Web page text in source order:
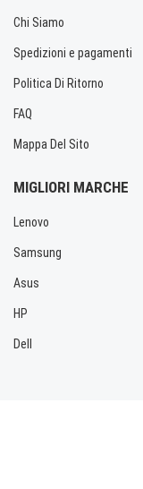
Chi Siamo
Spedizioni e pagamenti
Politica Di Ritorno
FAQ
Mappa Del Sito
MIGLIORI MARCHE
Lenovo
Samsung
Asus
HP
Dell